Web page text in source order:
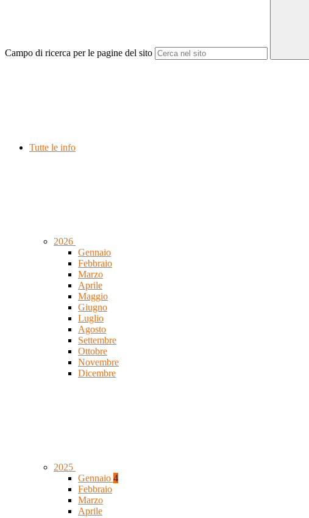
Campo di ricerca per le pagine del sito
Tutte le info
2026
Gennaio
Febbraio
Marzo
Aprile
Maggio
Giugno
Luglio
Agosto
Settembre
Ottobre
Novembre
Dicembre
2025
Gennaio 4
Febbraio
Marzo
Aprile